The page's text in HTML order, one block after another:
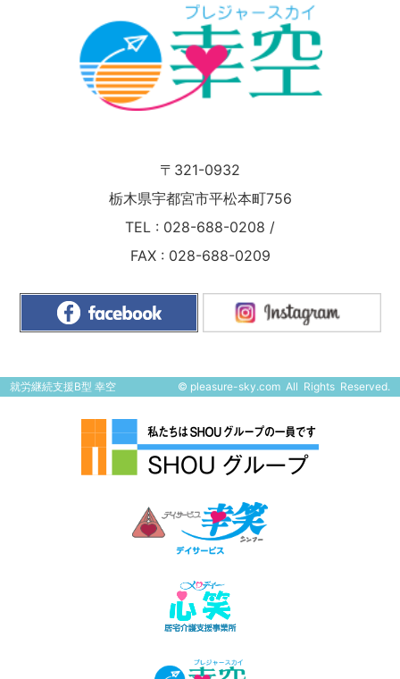
〒321-0932
栃木県宇都宮市平松本町756
TEL : 028-688-0208 /
FAX : 028-688-0209
就労継続支援B型 幸空 © pleasure-sky.comAll Rights Reserved.